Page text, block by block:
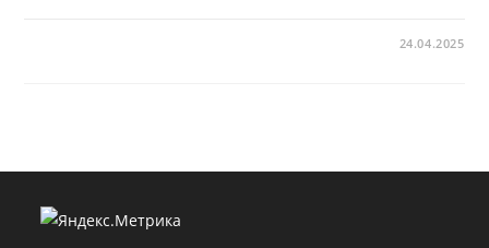
24.04.2025